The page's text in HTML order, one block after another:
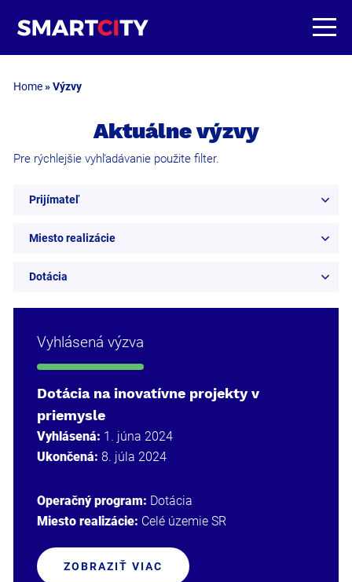
Home»Výzvy
Aktuálne výzvy
Pre rýchlejšie vyhľadávanie použite filter.
Prijímateľ
Miesto realizácie
Dotácia
Vyhlásená výzva
Dotácia na inovatívne projekty v
priemysle
Vyhlásená: 1. júna 2024
Ukončená: 8. júla 2024
Operačný program: Dotácia
Miesto realizácie: Celé územie SR
ZOBRAZIŤ VIAC